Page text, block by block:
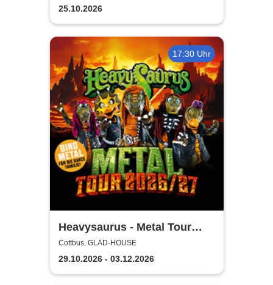
Nachfrage Tour
25.10.2026
17:30 Uhr
Heavysaurus - Metal Tour
2026/27
Cottbus, GLAD-HOUSE
29.10.2026 - 03.12.2026